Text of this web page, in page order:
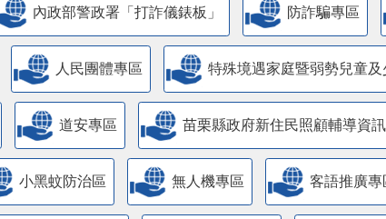
內政部警政署「打詐儀錶板」 防詐騙專區
人民團體專區 特殊境遇家庭暨弱勢兒童
道安專區 苗栗縣政府新住民照顧輔導資
小黑蚊防治區 無人機專區 客語推廣專